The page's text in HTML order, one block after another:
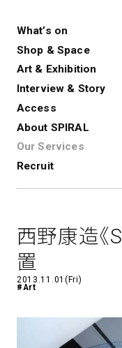
What’s on
Shop & Space
Art & Exhibition
Interview & Story
Access
About SPIRAL
Our Services
Recruit
Spiral
Spiral Market6
アトレ吉祥寺
Exhibition
展覧会やイベント
Art Projects
アートプロジェクト・イベント
SPIRALのご紹介
Spiral Annual Report
レンタルスペース
コンサルティング
新卒採用
アルバイト・その他
西野康造《
置
2013.11.01(Fri)
#Art